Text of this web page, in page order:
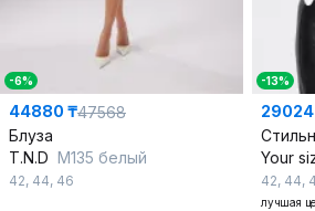
-6%
44880 ₸47568
Блуза
T.N.D М135 белый
42, 44, 46
-13%
Your
42, 44,
лучшая